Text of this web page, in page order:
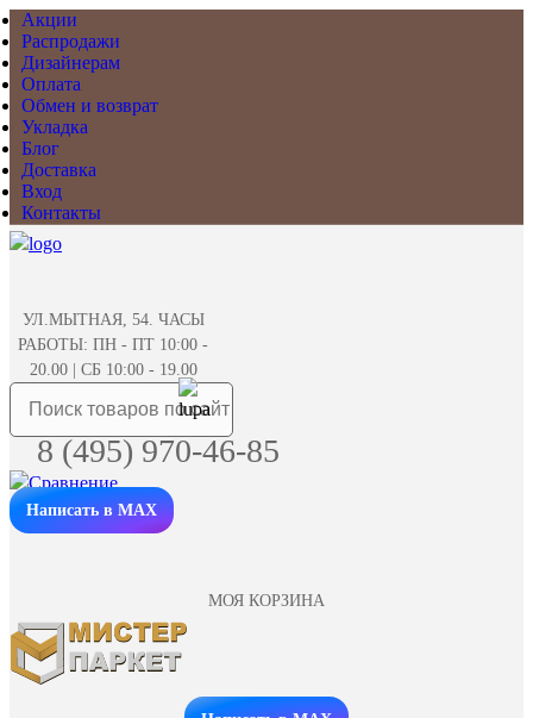
Акции
Распродажи
Дизайнерам
Оплата
Обмен и возврат
Укладка
Блог
Доставка
Вход
Контакты
УЛ.МЫТНАЯ, 54. ЧАСЫ
РАБОТЫ: ПН - ПТ 10:00 -
20.00 | СБ 10:00 - 19.00
8 (495) 970-46-85
Написать в MAX
МОЯ КОРЗИНА
Заказать звонок